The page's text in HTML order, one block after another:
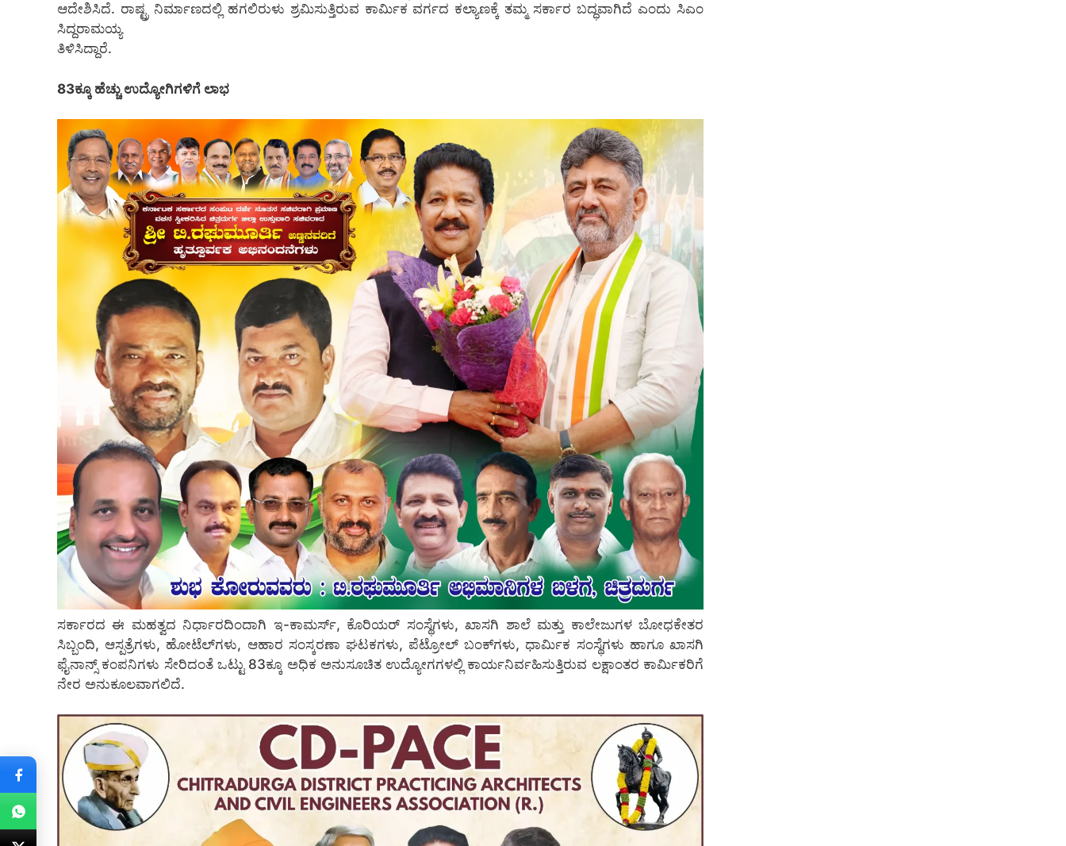
ಆದೇಶಿಸಿದೆ. ರಾಷ್ಟ್ರ ನಿರ್ಮಾಣದಲ್ಲಿ ಹಗಲಿರುಳು ಶ್ರಮಿಸುತ್ತಿರುವ ಕಾರ್ಮಿಕ ವರ್ಗದ ಕಲ್ಯಾಣಕ್ಕೆ ತಮ್ಮ ಸರ್ಕಾರ ಬದ್ಧವಾಗಿದೆ ಎಂದು ಸಿಎಂ
ಸಿದ್ದರಾಮಯ್ಯ
ತಿಳಿಸಿದ್ದಾರೆ.
83ಕ್ಕೂ ಹೆಚ್ಚು ಉದ್ಯೋಗಿಗಳಿಗೆ ಲಾಭ
ಸರ್ಕಾರದ ಈ ಮಹತ್ವದ ನಿರ್ಧಾರದಿಂದಾಗಿ ಇ-ಕಾಮರ್ಸ್, ಕೊರಿಯರ್ ಸಂಸ್ಥೆಗಳು, ಖಾಸಗಿ ಶಾಲೆ ಮತ್ತು ಕಾಲೇಜುಗಳ ಬೋಧಕೇತರ
ಸಿಬ್ಬಂದಿ, ಆಸ್ಪತ್ರೆಗಳು, ಹೋಟೆಲ್‌ಗಳು, ಆಹಾರ ಸಂಸ್ಕರಣಾ ಘಟಕಗಳು, ಪೆಟ್ರೋಲ್ ಬಂಕ್‌ಗಳು, ಧಾರ್ಮಿಕ ಸಂಸ್ಥೆಗಳು ಹಾಗೂ ಖಾಸಗಿ
ಫೈನಾನ್ಸ್ ಕಂಪನಿಗಳು ಸೇರಿದಂತೆ ಒಟ್ಟು 83ಕ್ಕೂ ಅಧಿಕ ಅನುಸೂಚಿತ ಉದ್ಯೋಗಗಳಲ್ಲಿ ಕಾರ್ಯನಿರ್ವಹಿಸುತ್ತಿರುವ ಲಕ್ಷಾಂತರ ಕಾರ್ಮಿಕರಿಗೆ
ನೇರ ಅನುಕೂಲವಾಗಲಿದೆ.